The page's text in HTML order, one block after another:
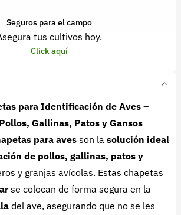
Seguros para el campo
tus cultivos hoy.
Click aquí
para Identificación de Aves –
Gallinas, Patos y Gansos
para avesson la solución ideal
de pollos, gallinas, patos y
y granjas avícolas. Estas chapetas
se colocan de forma segura en la
del ave, asegurando que no se les